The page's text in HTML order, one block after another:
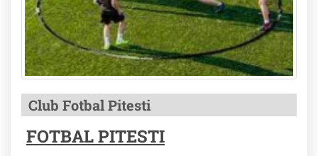
Club Fotbal Pitesti
FOTBAL PITESTI